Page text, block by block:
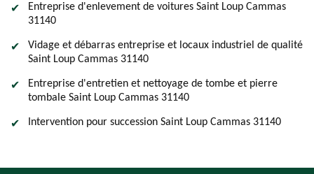
Entreprise d'enlevement de voitures Saint Loup Cammas
31140
Vidage et débarras entreprise et locaux industriel de qualité
Saint Loup Cammas 31140
Entreprise d'entretien et nettoyage de tombe et pierre
tombale Saint Loup Cammas 31140
Intervention pour succession Saint Loup Cammas 31140